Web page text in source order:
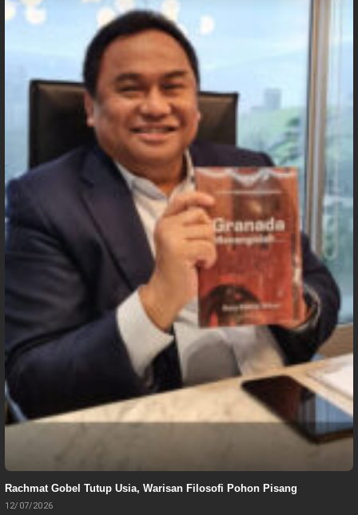
Rachmat Gobel Tutup Usia, Warisan Filosofi Pohon Pisang
12/07/2026